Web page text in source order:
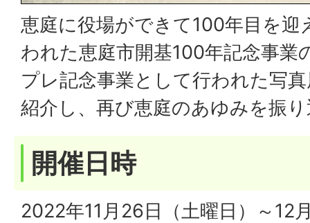
恵庭に役場ができて100年目を迎
われた恵庭市開基100年記念事業
プレ記念事業として行われた写
紹介し、再び恵庭のあゆみを振
開催日時
2022年11月26日（土曜日）～12